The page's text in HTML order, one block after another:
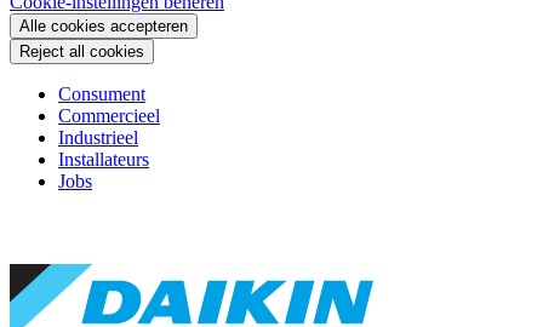
Alle cookies accepteren
Reject all cookies
Consument
Commercieel
Industrieel
Installateurs
Jobs